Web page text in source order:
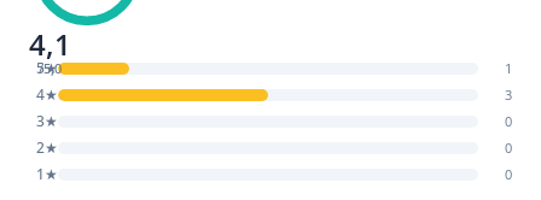
4,1
/5,0
5★ 1
4★ 3
3★ 0
2★ 0
1★ 0